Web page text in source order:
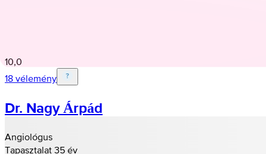
10,0
18 vélemény
Dr. Nagy Árpád
Angiológus
Tapasztalat 35 év